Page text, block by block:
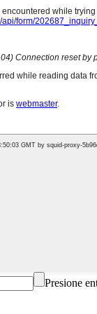
Presione